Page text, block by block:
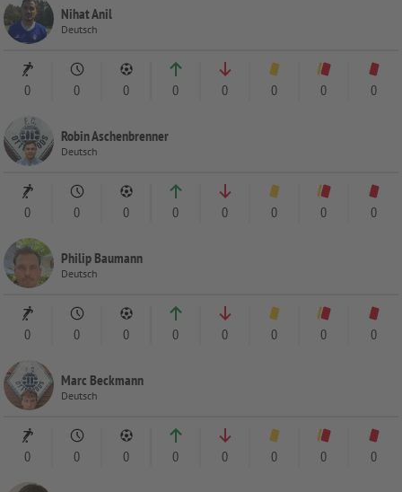
Nihat Anil
Deutsch
0 0 0 0 0 0 0 0
Robin Aschenbrenner
Deutsch
0 0 0 0 0 0 0 0
Philip Baumann
Deutsch
0 0 0 0 0 0 0 0
Marc Beckmann
Deutsch
0 0 0 0 0 0 0 0